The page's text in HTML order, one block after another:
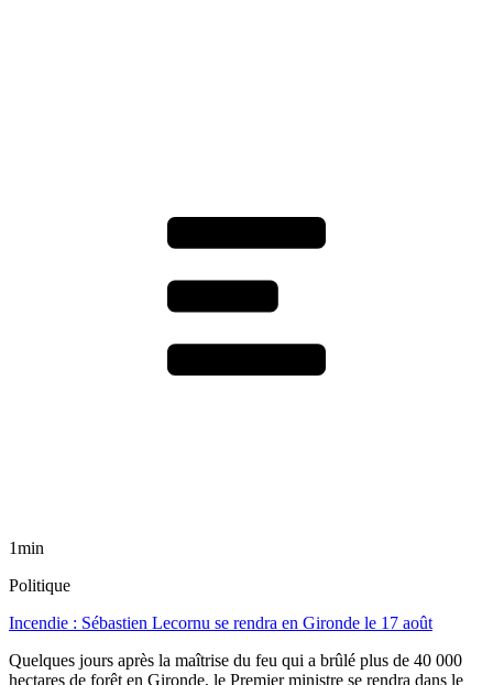
1min
Politique
Incendie : Sébastien Lecornu se rendra en Gironde le 17 août
Quelques jours après la maîtrise du feu qui a brûlé plus de 40 000
hectares de forêt en Gironde, le Premier ministre se rendra dans le